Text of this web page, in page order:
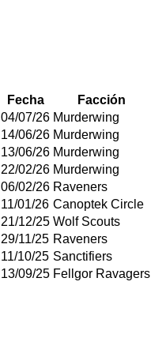
Fecha Facción
04/07/26 Murderwing
14/06/26 Murderwing
13/06/26 Murderwing
22/02/26 Murderwing
06/02/26 Raveners
11/01/26 Canoptek Circle
21/12/25 Wolf Scouts
29/11/25 Raveners
11/10/25 Sanctifiers
13/09/25 Fellgor Ravagers